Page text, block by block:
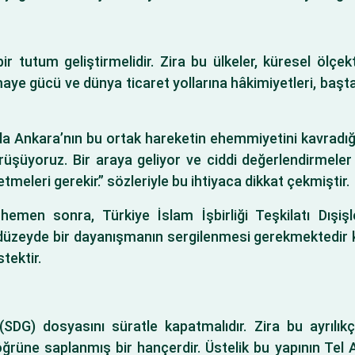
tutum geliştirmelidir. Zira bu ülkeler, küresel
gücü ve dünya ticaret yollarına hâkimiyetleri,
Ankara’nın bu ortak hareketin ehemmiyetini
Bir araya geliyor ve ciddi değerlendirmeler
gerekir.” sözleriyle bu ihtiyaca dikkat çekmiştir.
sonra, Türkiye İslam İşbirliği Teşkilatı
bir dayanışmanın sergilenmesi
dosyasını süratle kapatmalıdır. Zira bu
saplanmış bir hançerdir. Üstelik bu yapının Tel